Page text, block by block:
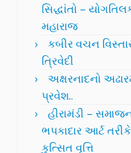
સિદ્ધાંતો –
મહારાજ
કબીર વચન
ત્રિવેદી
અક્ષરનાદનો
પ્રવેશ..
હીરામંડી –
ભપકાદાર આર્ટ
કુત્સિત વૃત્તિ